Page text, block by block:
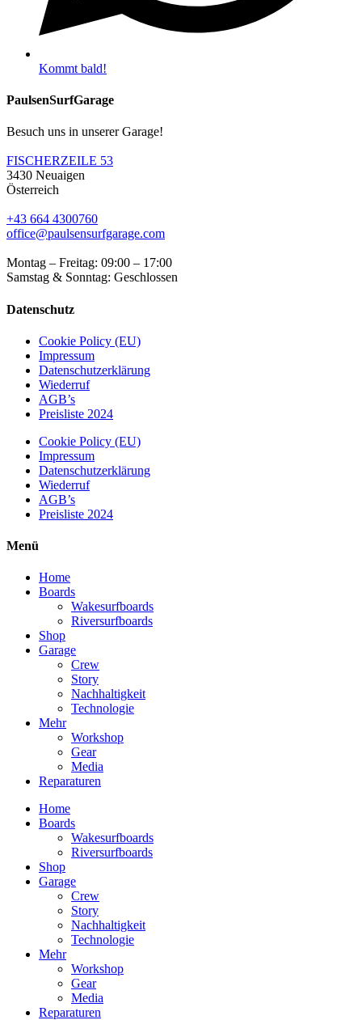
Kommt bald!
PaulsenSurfGarage
Besuch uns in unserer Garage!
FISCHERZEILE 53
3430 Neuaigen
Österreich
+43 664 4300760
office@paulsensurfgarage.com
Montag – Freitag: 09:00 – 17:00
Samstag & Sonntag: Geschlossen
Datenschutz
Cookie Policy (EU)
Impressum
Datenschutzerklärung
Wiederruf
AGB’s
Preisliste 2024
Cookie Policy (EU)
Impressum
Datenschutzerklärung
Wiederruf
AGB’s
Preisliste 2024
Menü
Home
Boards
Wakesurfboards
Riversurfboards
Shop
Garage
Crew
Story
Nachhaltigkeit
Technologie
Mehr
Workshop
Gear
Media
Reparaturen
Home
Boards
Wakesurfboards
Riversurfboards
Shop
Garage
Crew
Story
Nachhaltigkeit
Technologie
Mehr
Workshop
Gear
Media
Reparaturen